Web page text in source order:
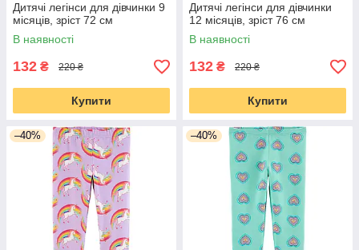
Дитячі легінси для дівчинки 9
місяців, зріст 72 см
В наявності
132 ₴ 220 ₴
Купити
Дитячі легінси для дівчинки
12 місяців, зріст 76 см
В наявності
132 ₴ 220 ₴
Купити
–40% –40%